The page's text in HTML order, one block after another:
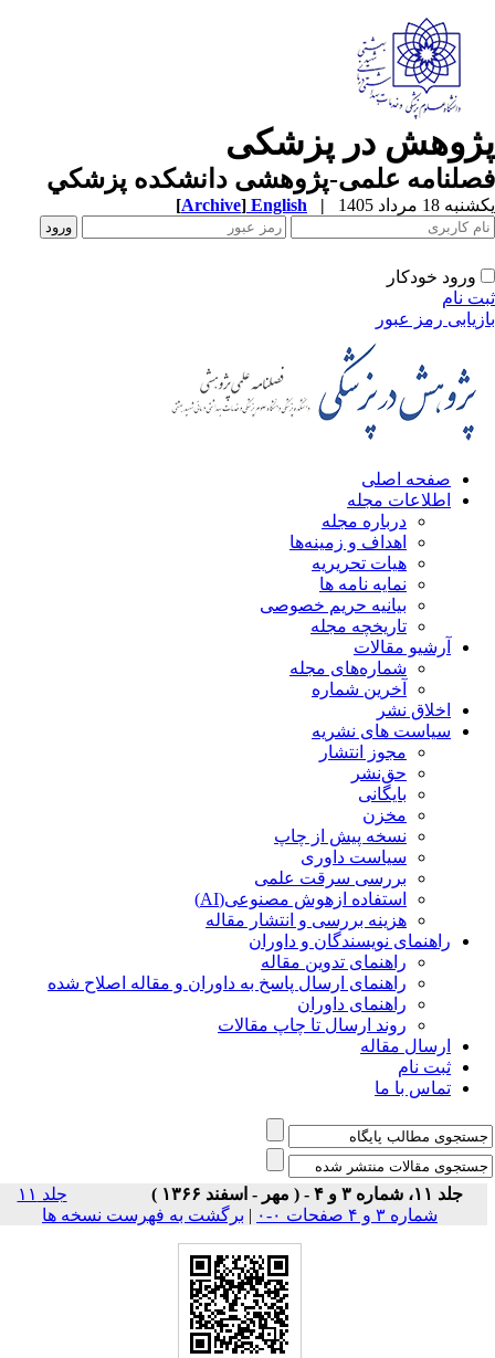
در پزشکی
علمی-پژوهشی دانشکده پزشکي
18 مرداد 1405 |
English
[Archive]
ورود خودکار
نام
رمز عبور
صفحه اصلی
اطلاعات مجله
درباره مجله
اهداف و زمینه‌ها
هیات تحریریه
نمایه نامه ها
بیانیه حریم خصوصی
تاریخچه مجله
آرشیو مقالات
شماره‌های مجله
آخرین شماره
اخلاق نشر
سیاست های نشریه
مجوز انتشار
حق‌نشر
بایگانی
مخزن
نسخه پیش از چاپ
سیاست داوری
بررسی سرقت علمی
استفاده ازهوش مصنوعی(AI)
هزینه بررسی و انتشار مقاله
راهنمای نویسندگان و داوران
راهنمای تدوین مقاله
راهنمای ارسال پاسخ به داوران و مقاله اصلاح شده
راهنمای داوران
روند ارسال تا چاپ مقالات
ارسال مقاله
ثبت نام
تماس با ما
جلد ۱۱، شماره ۳ و ۴ - ( مهر - اسفند ۱۳۶۶ )
جلد ۱۱
شماره ۳ و ۴ صفحات ۰-۰
| برگشت به فهرست نسخه ها